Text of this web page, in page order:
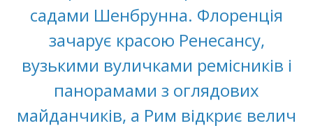
садами Шенбрунна. Флоренція
зачарує красою Ренесансу,
вузькими вуличками ремісників і
панорамами з оглядових
майданчиків, а Рим відкриє велич